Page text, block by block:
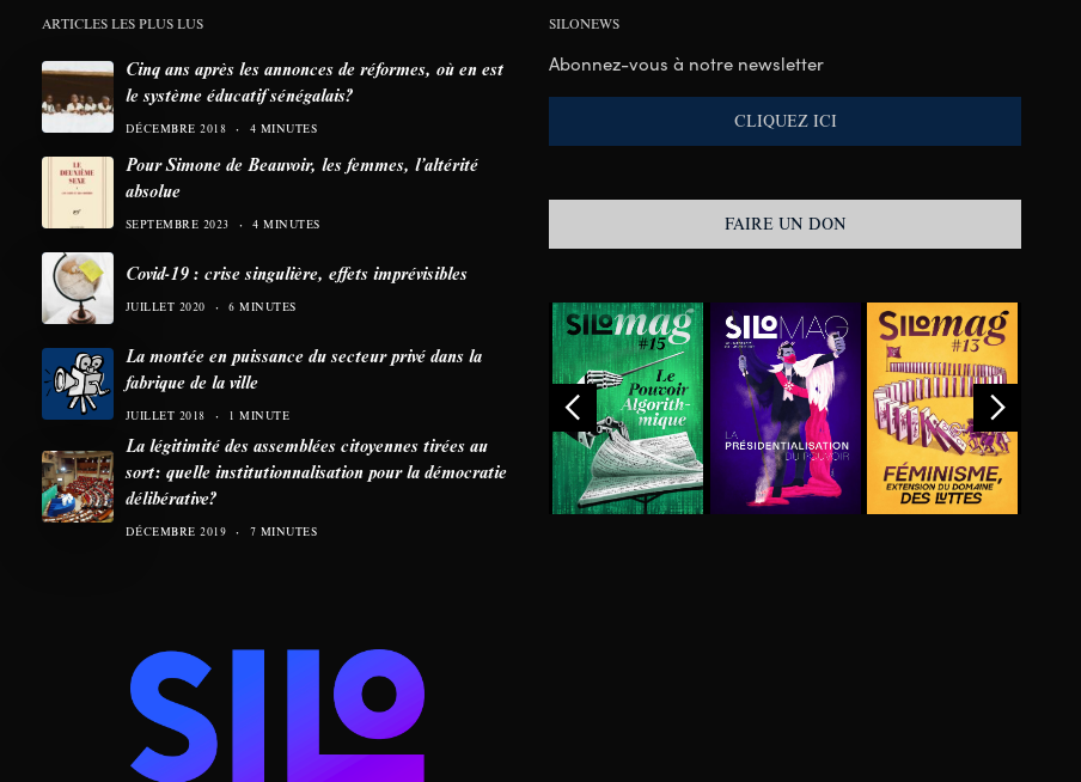
ARTICLES LES PLUS LUS
Cinq ans après les annonces de réformes, où en est
le système éducatif sénégalais?
DÉCEMBRE 2018 4 MINUTES
Pour Simone de Beauvoir, les femmes, l’altérité
absolue
SEPTEMBRE 2023 4 MINUTES
Covid-19 : crise singulière, effets imprévisibles
JUILLET 2020 6 MINUTES
La montée en puissance du secteur privé dans la
fabrique de la ville
JUILLET 2018 1 MINUTE
La légitimité des assemblées citoyennes tirées au
sort: quelle institutionnalisation pour la démocratie
délibérative?
DÉCEMBRE 2019 7 MINUTES
SILONEWS
Abonnez-vous à notre newsletter
CLIQUEZ ICI
FAIRE UN DON